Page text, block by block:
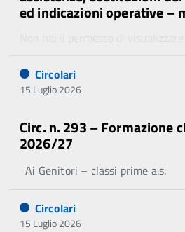
ed indicazioni operative –
Circolari
15 Luglio 2026
Circ. n. 293 – Formazione
2026/27
Ai Genitori – classi prime a.s.
Circolari
15 Luglio 2026